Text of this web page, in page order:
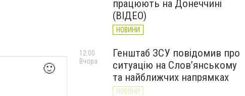
🙂
працюють на Донеччині
(ВІДЕО)
НОВИНИ
Генштаб ЗСУ повідомив про
ситуацію на Слов’янському
та найближчих напрямках
НОВИНИ
12:00
Вчора